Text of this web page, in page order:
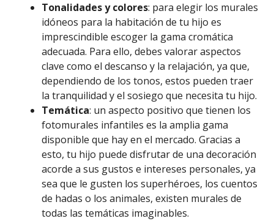
Tonalidades y colores: para elegir los murales
idóneos para la habitación de tu hijo es
imprescindible escoger la gama cromática
adecuada. Para ello, debes valorar aspectos
clave como el descanso y la relajación, ya que,
dependiendo de los tonos, estos pueden traer
la tranquilidad y el sosiego que necesita tu hijo.
Temática: un aspecto positivo que tienen los
fotomurales infantiles es la amplia gama
disponible que hay en el mercado. Gracias a
esto, tu hijo puede disfrutar de una decoración
acorde a sus gustos e intereses personales, ya
sea que le gusten los superhéroes, los cuentos
de hadas o los animales, existen murales de
todas las temáticas imaginables.